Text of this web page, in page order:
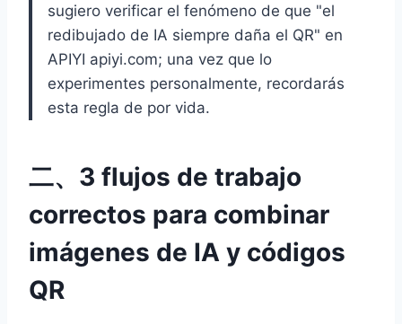
sugiero verificar el fenómeno de que "el
redibujado de IA siempre daña el QR" en
APIYI apiyi.com; una vez que lo
experimentes personalmente, recordarás
esta regla de por vida.
二、3 flujos de trabajo
correctos para combinar
imágenes de IA y códigos
QR